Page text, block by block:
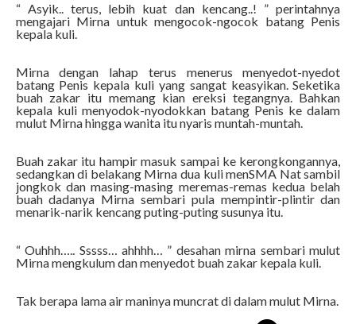
“ Asyik.. terus, lebih kuat dan kencang..! ” perintahnya
mengajari Mirna untuk mengocok-ngocok batang Penis
kepala kuli.
Mirna dengan lahap terus menerus menyedot-nyedot
batang Penis kepala kuli yang sangat keasyikan. Seketika
buah zakar itu memang kian ereksi tegangnya. Bahkan
kepala kuli menyodok-nyodokkan batang Penis ke dalam
mulut Mirna hingga wanita itu nyaris muntah-muntah.
Buah zakar itu hampir masuk sampai ke kerongkongannya,
sedangkan di belakang Mirna dua kuli menSMA Nat sambil
jongkok dan masing-masing meremas-remas kedua belah
buah dadanya Mirna sembari pula mempintir-plintir dan
menarik-narik kencang puting-puting susunya itu.
“ Ouhhh….. Sssss… ahhhh… ” desahan mirna sembari mulut
Mirna mengkulum dan menyedot buah zakar kepala kuli.
Tak berapa lama air maninya muncrat di dalam mulut Mirna.